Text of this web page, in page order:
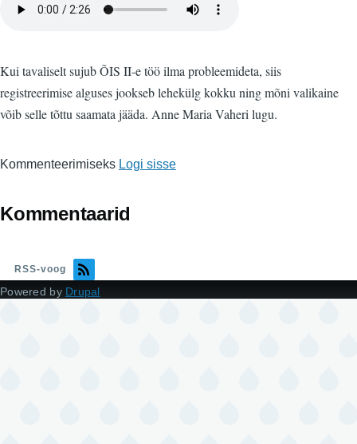
Kui tavaliselt sujub ÕIS II-e töö ilma probleemideta, siis
registreerimise alguses jookseb lehekülg kokku ning mõni valikaine
võib selle tõttu saamata jääda. Anne Maria Vaheri lugu.
Kommenteerimiseks Logi sisse
Kommentaarid
RSS-voog
Powered by Drupal